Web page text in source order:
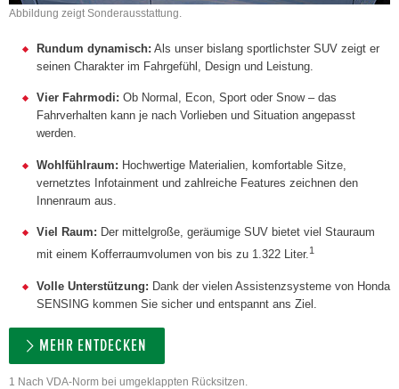
Abbildung zeigt Sonderausstattung.
Rundum dynamisch: Als unser bislang sportlichster SUV zeigt er
seinen Charakter im Fahrgefühl, Design und Leistung.
Vier Fahrmodi: Ob Normal, Econ, Sport oder Snow – das
Fahrverhalten kann je nach Vorlieben und Situation angepasst
werden.
Wohlfühlraum: Hochwertige Materialien, komfortable Sitze,
vernetztes Infotainment und zahlreiche Features zeichnen den
Innenraum aus.
Viel Raum: Der mittelgroße, geräumige SUV bietet viel Stauraum
mit einem Kofferraumvolumen von bis zu 1.322 Liter.1
Volle Unterstützung: Dank der vielen Assistenzsysteme von Honda
SENSING kommen Sie sicher und entspannt ans Ziel.
MEHR ENTDECKEN
1 Nach VDA-Norm bei umgeklappten Rücksitzen.